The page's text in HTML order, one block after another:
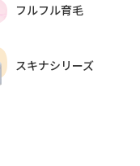
フルフル育毛
スキナシリーズ